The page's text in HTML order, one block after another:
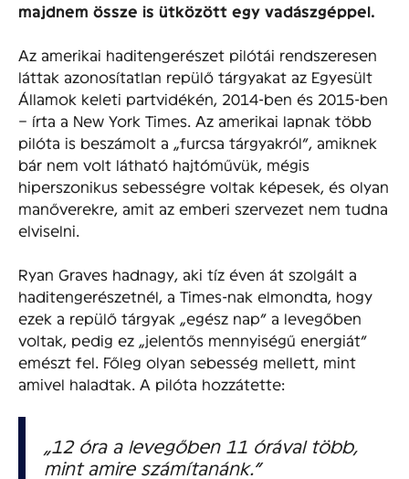
majdnem össze is ütközött egy vadászgéppel.
Az amerikai haditengerészet pilótái rendszeresen
láttak azonosítatlan repülő tárgyakat az Egyesült
Államok keleti partvidékén, 2014-ben és 2015-ben
– írta a New York Times. Az amerikai lapnak több
pilóta is beszámolt a „furcsa tárgyakról”, amiknek
bár nem volt látható hajtóművük, mégis
hiperszonikus sebességre voltak képesek, és olyan
manőverekre, amit az emberi szervezet nem tudna
elviselni.
Ryan Graves hadnagy, aki tíz éven át szolgált a
haditengerészetnél, a Times-nak elmondta, hogy
ezek a repülő tárgyak „egész nap” a levegőben
voltak, pedig ez „jelentős mennyiségű energiát”
emészt fel. Főleg olyan sebesség mellett, mint
amivel haladtak. A pilóta hozzátette:
„12 óra a levegőben 11 órával több,
mint amire számítanánk.”